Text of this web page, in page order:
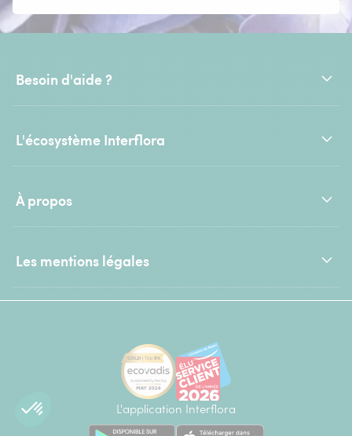
Besoin d'aide ?
L'écosystème Interflora
À propos
Les mentions légales
L'application Interflora